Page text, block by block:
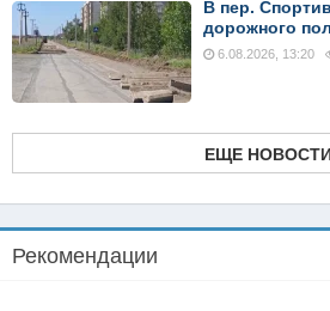
В пер.
дорожного
6.08.2026, 13:20
ЕЩЕ
Рекомендации